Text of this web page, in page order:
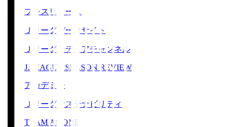
プレスリリース
Ｊリーグデータサイト
Ｊリーグメディアチャンネル
J.LEAGUE SEASON REVIEW
アカデミー
Ｊリーグサステナビリティ
TEAM AS ONE